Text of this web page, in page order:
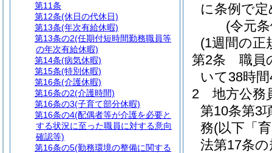
に条例で
(令元
(1週間の正
第2条
職員
いて38時
2
地方公務
第10条第3
務(以下「
法第17条
第11条
第12条(休日の代休日)
第13条(年次有給休暇)
第13条の2(任期付短時間勤務職員等
の年次有給休暇)
第14条(病気休暇)
第15条(特別休暇)
第16条(介護休暇)
第16条の2(介護時間)
第16条の3(子育て部分休暇)
第16条の4(配偶者等が介護を必要と
する状況に至った職員に対する意向
確認等)
第16条の5(勤務環境の整備に関する